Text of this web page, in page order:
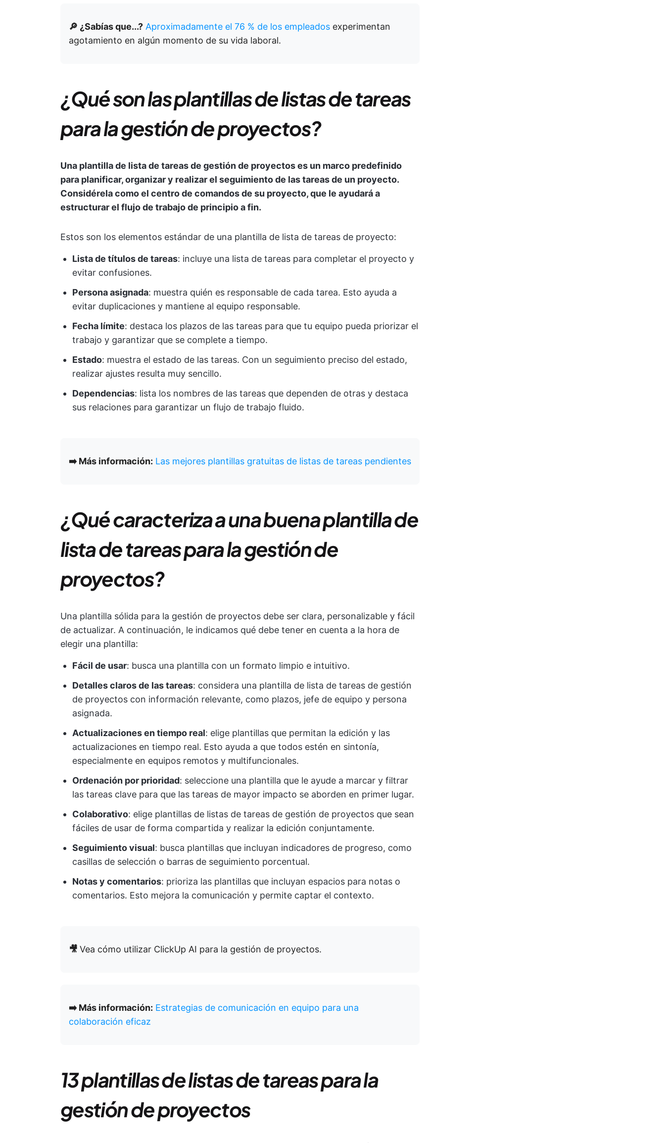
🔎 ¿Sabías que...? Aproximadamente el 76 % de los empleados experimentan
agotamiento en algún momento de su vida laboral.
¿Qué son las plantillas de listas de tareas
para la gestión de proyectos?
Una plantilla de lista de tareas de gestión de proyectos es un marco predefinido
para planificar, organizar y realizar el seguimiento de las tareas de un proyecto.
Considérela como el centro de comandos de su proyecto, que le ayudará a
estructurar el flujo de trabajo de principio a fin.
Estos son los elementos estándar de una plantilla de lista de tareas de proyecto:
Lista de títulos de tareas: incluye una lista de tareas para completar el proyecto y
evitar confusiones.
Persona asignada: muestra quién es responsable de cada tarea. Esto ayuda a
evitar duplicaciones y mantiene al equipo responsable.
Fecha límite: destaca los plazos de las tareas para que tu equipo pueda priorizar el
trabajo y garantizar que se complete a tiempo.
Estado: muestra el estado de las tareas. Con un seguimiento preciso del estado,
realizar ajustes resulta muy sencillo.
Dependencias: lista los nombres de las tareas que dependen de otras y destaca
sus relaciones para garantizar un flujo de trabajo fluido.
➡️ Más información: Las mejores plantillas gratuitas de listas de tareas pendientes
¿Qué caracteriza a una buena plantilla de
lista de tareas para la gestión de
proyectos?
Una plantilla sólida para la gestión de proyectos debe ser clara, personalizable y fácil
de actualizar. A continuación, le indicamos qué debe tener en cuenta a la hora de
elegir una plantilla:
Fácil de usar: busca una plantilla con un formato limpio e intuitivo.
Detalles claros de las tareas: considera una plantilla de lista de tareas de gestión
de proyectos con información relevante, como plazos, jefe de equipo y persona
asignada.
Actualizaciones en tiempo real: elige plantillas que permitan la edición y las
actualizaciones en tiempo real. Esto ayuda a que todos estén en sintonía,
especialmente en equipos remotos y multifuncionales.
Ordenación por prioridad: seleccione una plantilla que le ayude a marcar y filtrar
las tareas clave para que las tareas de mayor impacto se aborden en primer lugar.
Colaborativo: elige plantillas de listas de tareas de gestión de proyectos que sean
fáciles de usar de forma compartida y realizar la edición conjuntamente.
Seguimiento visual: busca plantillas que incluyan indicadores de progreso, como
casillas de selección o barras de seguimiento porcentual.
Notas y comentarios: prioriza las plantillas que incluyan espacios para notas o
comentarios. Esto mejora la comunicación y permite captar el contexto.
🎥 Vea cómo utilizar ClickUp AI para la gestión de proyectos.
➡️ Más información: Estrategias de comunicación en equipo para una
colaboración eficaz
13 plantillas de listas de tareas para la
gestión de proyectos